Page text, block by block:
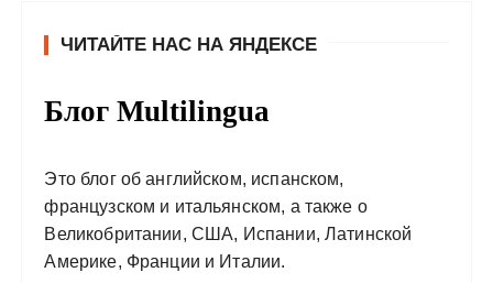
ЧИТАЙТЕ НАС НА ЯНДЕКСЕ
Блог Multilingua
Это блог об английском, испанском,
французском и итальянском, а также о
Великобритании, США, Испании, Латинской
Америке, Франции и Италии.